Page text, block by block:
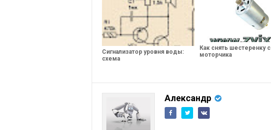
Сигнализатор уровня воды:
схема
Как снять шестеренку с
моторчика
Александр